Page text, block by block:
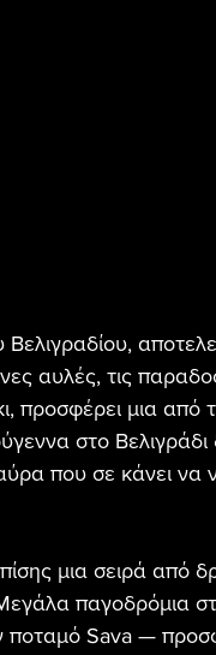
αυλές, τις
μια από
στο Βελιγράδι
που σε κάνει να
μια σειρά από
παγοδρόμια
Sava —